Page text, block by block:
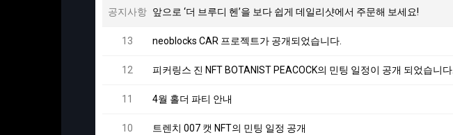
공지사항 앞으로 ‘더 브루디 헨’을 보다 쉽게 데일리샷에서 주문해 보세요!
13 neoblocks CAR 프로젝트가 공개되었습니다.
12 피커링스 진 NFT BOTANIST PEACOCK의 민팅 일정이 공개 되었습니다.
11 4월 홀더 파티 안내
10 트렌치 007 캣 NFT의 민팅 일정 공개